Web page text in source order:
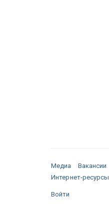
Медиа Вакансии
Интернет-ресурсы
Войти